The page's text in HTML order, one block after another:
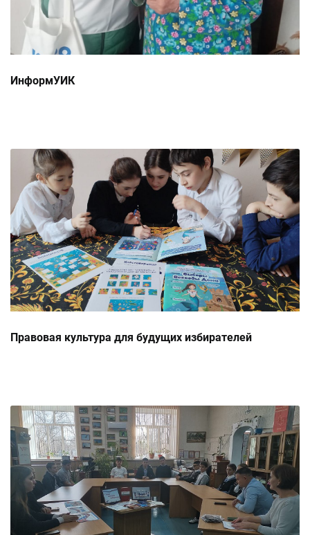
ИнформУИК
Правовая культура для будущих избирателей